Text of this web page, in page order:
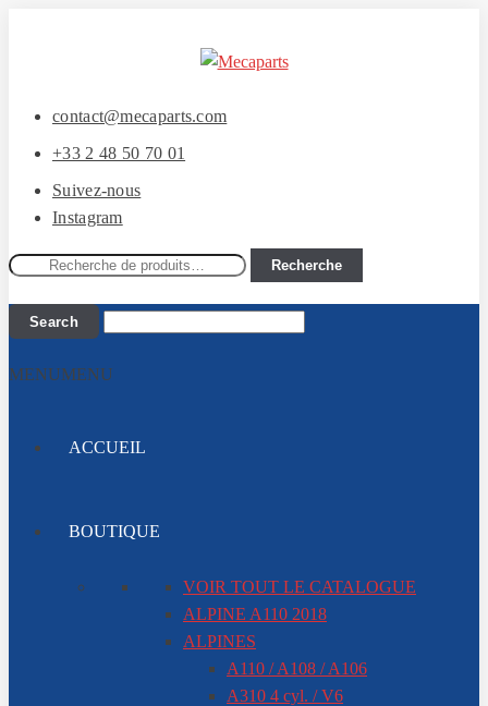
contenucontact@mecaparts.com
+33 2 48 50 70 01
Suivez-nous
Instagram
Recherche
Recherche
MENUMENU
ACCUEIL
BOUTIQUE
VOIR TOUT LE CATALOGUE
ALPINE A110 2018
ALPINES
A110 / A108 / A106
A310 4 cyl. / V6